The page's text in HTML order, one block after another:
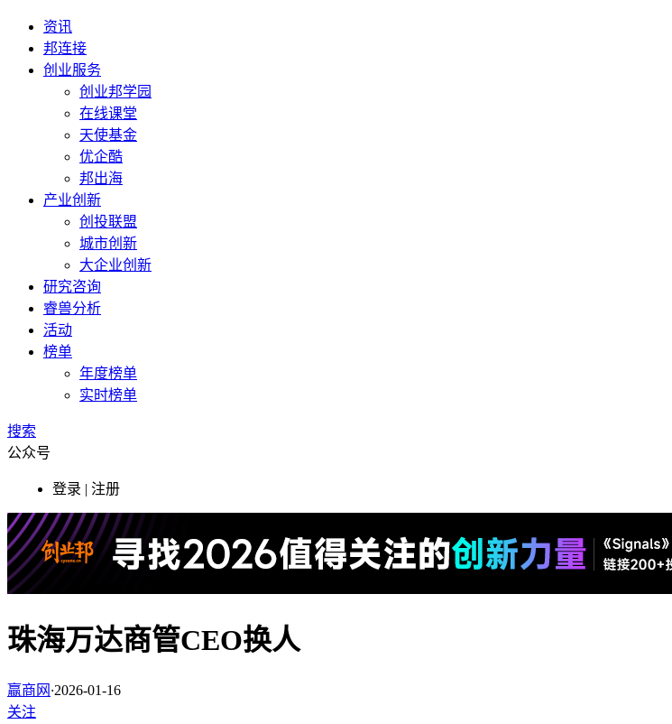
资讯
邦连接
创业服务
创业邦学园
在线课堂
天使基金
优企酷
邦出海
产业创新
创投联盟
城市创新
大企业创新
研究咨询
睿兽分析
活动
榜单
年度榜单
实时榜单
搜索
公众号
登录 | 注册
珠海万达商管CEO换人
赢商网 ·2026-01-16
关注